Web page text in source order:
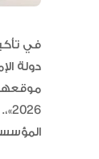
في
دولة